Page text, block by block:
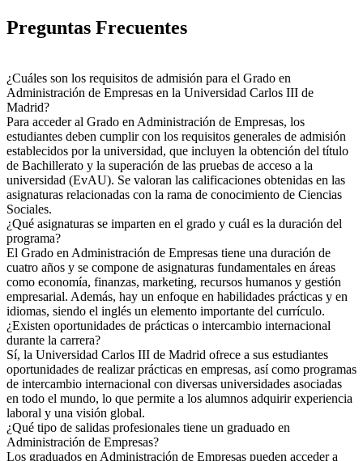
Preguntas Frecuentes
¿Cuáles son los requisitos de admisión para el Grado en
Administración de Empresas en la Universidad Carlos III de
Madrid?
Para acceder al Grado en Administración de Empresas, los
estudiantes deben cumplir con los requisitos generales de admisión
establecidos por la universidad, que incluyen la obtención del título
de Bachillerato y la superación de las pruebas de acceso a la
universidad (EvAU). Se valoran las calificaciones obtenidas en las
asignaturas relacionadas con la rama de conocimiento de Ciencias
Sociales.
¿Qué asignaturas se imparten en el grado y cuál es la duración del
programa?
El Grado en Administración de Empresas tiene una duración de
cuatro años y se compone de asignaturas fundamentales en áreas
como economía, finanzas, marketing, recursos humanos y gestión
empresarial. Además, hay un enfoque en habilidades prácticas y en
idiomas, siendo el inglés un elemento importante del currículo.
¿Existen oportunidades de prácticas o intercambio internacional
durante la carrera?
Sí, la Universidad Carlos III de Madrid ofrece a sus estudiantes
oportunidades de realizar prácticas en empresas, así como programas
de intercambio internacional con diversas universidades asociadas
en todo el mundo, lo que permite a los alumnos adquirir experiencia
laboral y una visión global.
¿Qué tipo de salidas profesionales tiene un graduado en
Administración de Empresas?
Los graduados en Administración de Empresas pueden acceder a